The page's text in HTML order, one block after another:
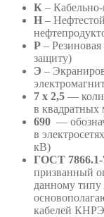
К –
Н –
Р – Резиновая
защиту)
Э –
7 х 2,5 —
в квадратных
690 —
в
кВ)
ГОСТ 7866.1-
призванный
данному типу
кабелей